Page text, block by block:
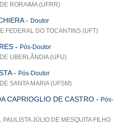
RORAIMA (UFRR)
- Doutor
FEDERAL DO TOCANTINS (UFT)
- Pós-Doutor
UBERLÂNDIA (UFU)
- Pós-Doutor
SANTA MARIA (UFSM)
CAPRIOGLIO DE CASTRO - Pós-
JÚLIO DE MESQUITA FILHO